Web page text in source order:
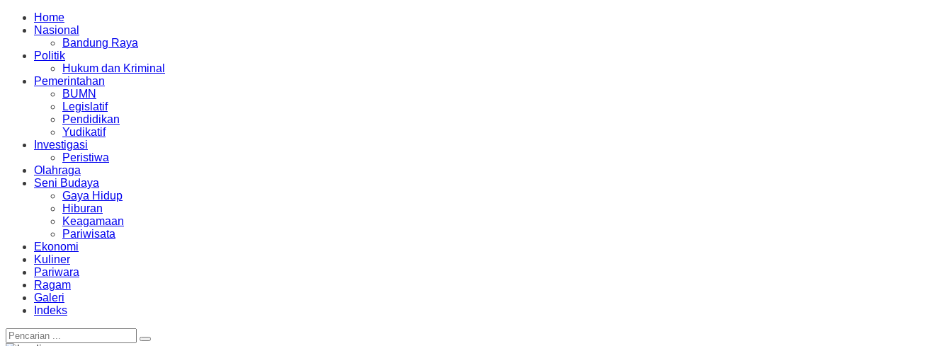
Home
Nasional
Bandung Raya
Politik
Hukum dan Kriminal
Pemerintahan
BUMN
Legislatif
Pendidikan
Yudikatif
Investigasi
Peristiwa
Olahraga
Seni Budaya
Gaya Hidup
Hiburan
Keagamaan
Pariwisata
Ekonomi
Kuliner
Pariwara
Ragam
Galeri
Indeks